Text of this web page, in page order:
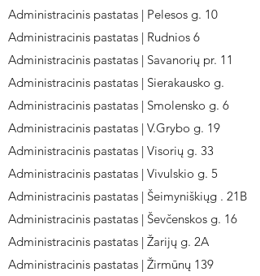
Administracinis pastatas | Pelesos g. 10
Administracinis pastatas | Rudnios 6
Administracinis pastatas | Savanorių pr. 11
Administracinis pastatas | Sierakausko g.
Administracinis pastatas | Smolensko g. 6
Administracinis pastatas | V.Grybo g. 19
Administracinis pastatas | Visorių g. 33
Administracinis pastatas | Vivulskio g. 5
Administracinis pastatas | Šeimyniškiųg . 21B
Administracinis pastatas | Ševčenskos g. 16
Administracinis pastatas | Žarijų g. 2A
Administracinis pastatas | Žirmūnų 139